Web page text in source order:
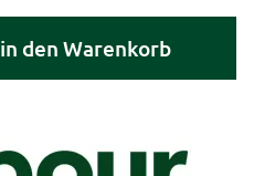
in den Warenkorb